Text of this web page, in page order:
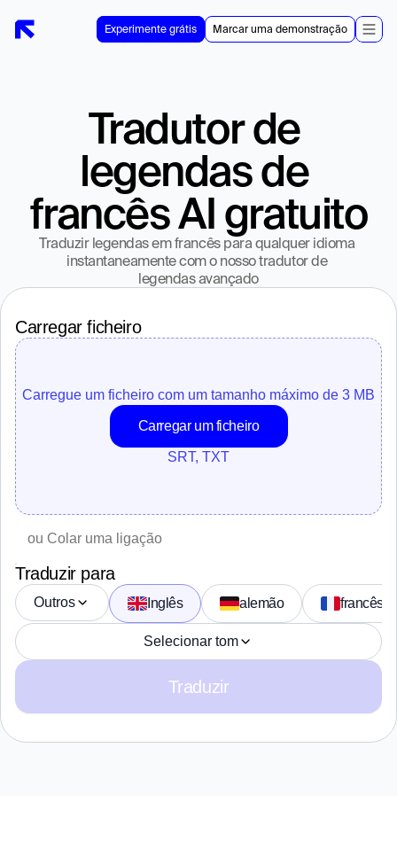
Experimente grátis Marcar uma demonstração
Tradutor de
legendas de
francês AI gratuito
Traduzir legendas em francês para qualquer idioma
instantaneamente com o nosso tradutor de
legendas avançado
Carregar ficheiro
Carregue um ficheiro com um tamanho máximo de 3 MB
Carregar um ficheiro
SRT, TXT
Traduzir para
Inglês alemão francês
Outros
Selecionar tom
Traduzir